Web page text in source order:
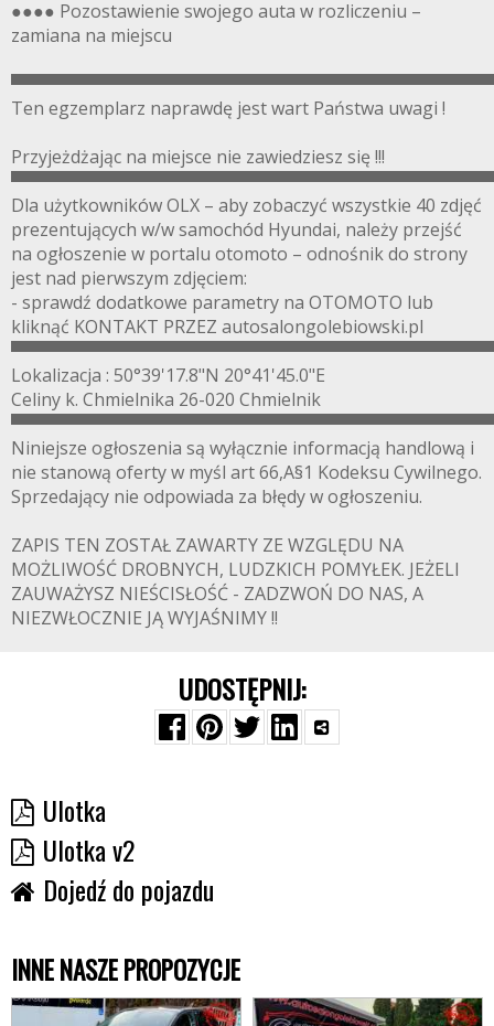
●●●● Pozostawienie swojego auta w rozliczeniu –
zamiana na miejscu
Ten egzemplarz naprawdę jest wart Państwa uwagi !
Przyjeżdżając na miejsce nie zawiedziesz się !!!
Dla użytkowników OLX – aby zobaczyć wszystkie 40 zdjęć
prezentujących w/w samochód Hyundai, należy przejść
na ogłoszenie w portalu otomoto – odnośnik do strony
jest nad pierwszym zdjęciem:
- sprawdź dodatkowe parametry na OTOMOTO lub
kliknąć KONTAKT PRZEZ autosalongolebiowski.pl
Lokalizacja : 50°39'17.8"N 20°41'45.0"E
Celiny k. Chmielnika 26-020 Chmielnik
Niniejsze ogłoszenia są wyłącznie informacją handlową i
nie stanową oferty w myśl art 66,A§1 Kodeksu Cywilnego.
Sprzedający nie odpowiada za błędy w ogłoszeniu.
ZAPIS TEN ZOSTAŁ ZAWARTY ZE WZGLĘDU NA
MOŻLIWOŚĆ DROBNYCH, LUDZKICH POMYŁEK. JEŻELI
ZAUWAŻYSZ NIEŚCISŁOŚĆ - ZADZWOŃ DO NAS, A
NIEZWŁOCZNIE JĄ WYJAŚNIMY !!
UDOSTĘPNIJ:
Ulotka
Ulotka v2
Dojedź do pojazdu
INNE NASZE PROPOZYCJE